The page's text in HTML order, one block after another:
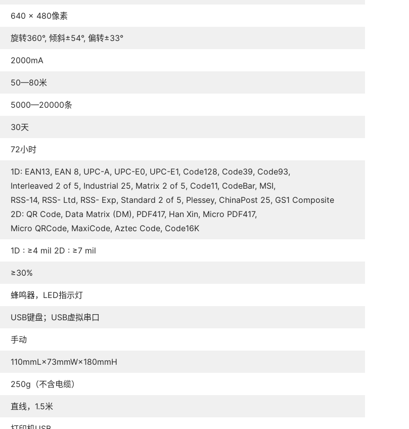
640 × 480像素
旋转360°, 倾斜±54°, 偏转±33°
2000mA
50—80米
5000—20000条
30天
72小时
1D: EAN13, EAN 8, UPC-A, UPC-E0, UPC-E1, Code128, Code39, Code93,
Interleaved 2 of 5, Industrial 25, Matrix 2 of 5, Code11, CodeBar, MSI,
RSS-14, RSS- Ltd, RSS- Exp, Standard 2 of 5, Plessey, ChinaPost 25, GS1 Composite
2D: QR Code, Data Matrix (DM), PDF417, Han Xin, Micro PDF417,
Micro QRCode, MaxiCode, Aztec Code, Code16K
1D : ≥4 mil 2D : ≥7 mil
≥30%
蜂鸣器，LED指示灯
USB键盘；USB虚拟串口
手动
110mmL×73mmW×180mmH
250g（不含电缆）
直线，1.5米